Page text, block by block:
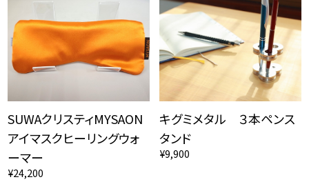
SUWAクリスティMYSAON
アイマスクヒーリングウォ
ーマー
¥24,200
キグミメタル ３本ペンス
タンド
¥9,900